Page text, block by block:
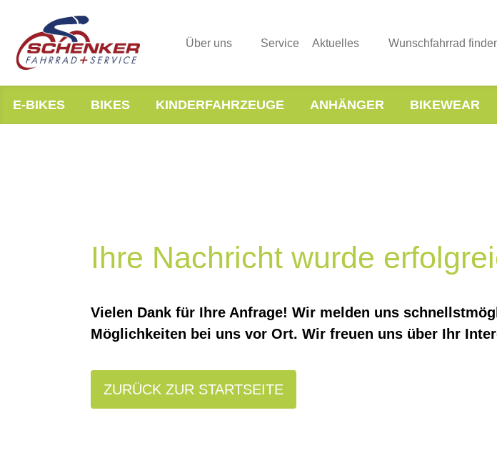
Über uns Service Aktuelles Wunschfahrrad
E-BIKES BIKES KINDERFAHRZEUGE ANHÄNGER BIKEWEAR
Ihre Nachricht wurde
Vielen Dank für Ihre Anfrage! Wir melden uns
Möglichkeiten bei uns vor Ort. Wir freuen uns über Ihr
ZURÜCK ZUR STARTSEITE